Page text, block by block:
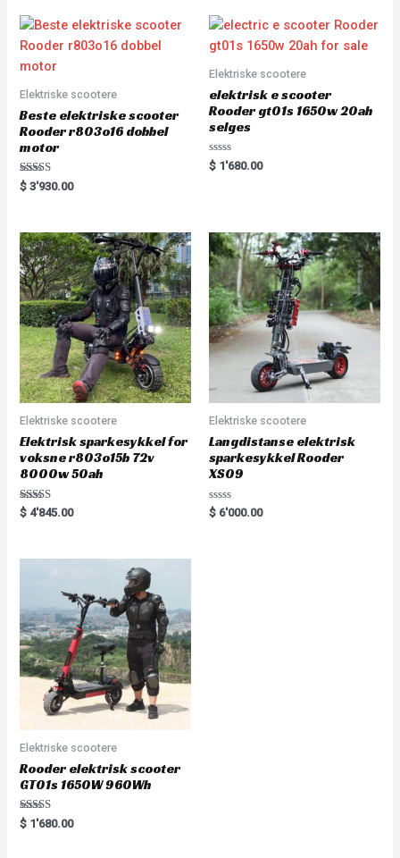
Elektriske scootere
Beste elektriske scooter
Rooder r803o16 dobbel
motor
Rated
5.00
$ 3'930.00
Elektriske scootere
elektrisk e scooter
Rooder gt01s 1650w 20ah
selges
Rated
0
$ 1'680.00
Elektriske scootere
Elektrisk sparkesykkel for
voksne r803o15b 72v
8000w 50ah
Rated
5.00
$ 4'845.00
Elektriske scootere
Langdistanse elektrisk
sparkesykkel Rooder
XS09
Rated
0
$ 6'000.00
Elektriske scootere
Rooder elektrisk scooter
GT01s 1650W 960Wh
Rated
5.00
$ 1'680.00